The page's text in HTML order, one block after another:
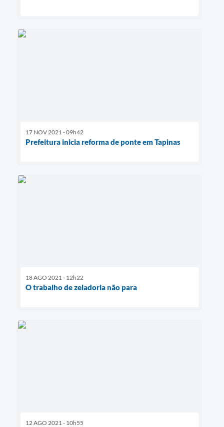
17 NOV 2021 - 09h42
Prefeitura inicia reforma de ponte em Tapinas
18 AGO 2021 - 12h22
O trabalho de zeladoria não para
12 AGO 2021 - 10h55